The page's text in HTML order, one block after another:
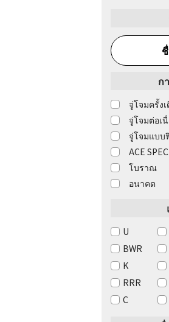
ก
จู่โจมครั้ง
จู่โจมต่อเ
จู่โจมแบ
ACE SPEC
โบราณ
อนาคต
U
BWR
K
RRR
C